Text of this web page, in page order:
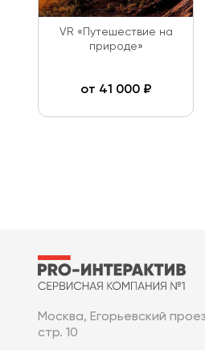
VR «Путешествие на
природе»
от 41 000₽
Москва, Егорьевский
стр. 10